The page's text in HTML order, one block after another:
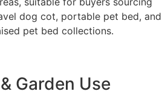
dog cot, portable pet bed, and
pet bed collections.
Garden Use